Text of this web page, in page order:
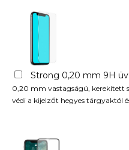
Strong 0,20 mm 9H
0,20 mm vastagságú, kerekített
védi a kijelzőt hegyes tárgyaktól